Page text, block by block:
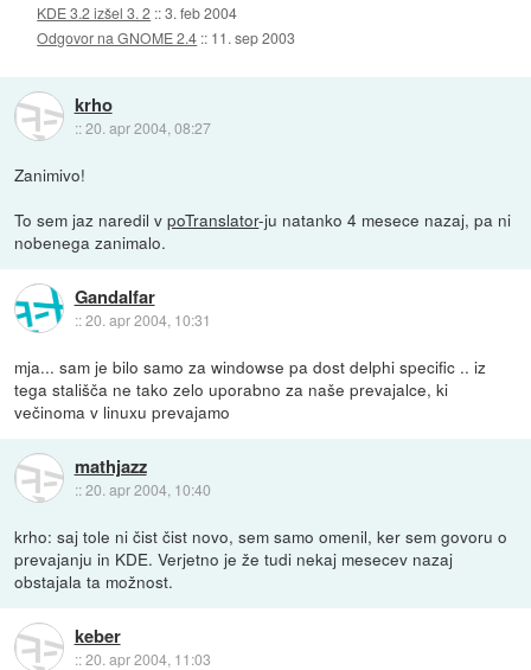
KDE 3.2 izšel 3. 2 ::3. feb 2004
Odgovor na GNOME 2.4 :: 11. sep 2003
krho
::20. apr 2004, 08:27
Zanimivo!
To sem jaz naredil vpoTranslator-ju natanko 4 mesece nazaj, pa ni
nobenega zanimalo.
Gandalfar
::20. apr 2004, 10:31
mja... sam je bilo samo za windowse pa dost delphi specific .. iz
tega stališča ne tako zelo uporabno za naše prevajalce, ki
večinoma v linuxu prevajamo
mathjazz
::20. apr 2004, 10:40
krho: saj tole ni čist čist novo, sem samo omenil, ker sem govoru o
prevajanju in KDE. Verjetno je že tudi nekaj mesecev nazaj
obstajala ta možnost.
keber
::20. apr 2004, 11:03